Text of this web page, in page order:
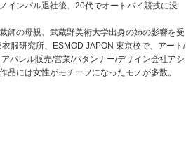
インパル退社後、20代でオートバイ競技に没
師の母親、武蔵野美術大学出身の姉の影響を受
服研究所、ESMOD JAPON 東京校で、アート/
パレル販売/営業/パタンナー/デザイン会社アシ
品には女性がモチーフになったモノが多数。